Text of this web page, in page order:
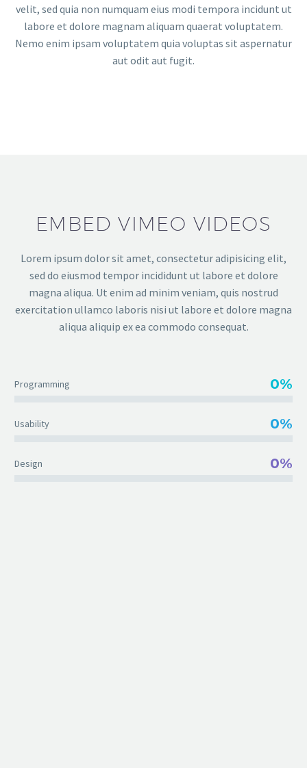
velit, sed quia non numquam eius modi tempora incidunt ut
labore et dolore magnam aliquam quaerat voluptatem.
Nemo enim ipsam voluptatem quia voluptas sit aspernatur
aut odit aut fugit.
EMBED VIMEO VIDEOS
Lorem ipsum dolor sit amet, consectetur adipisicing elit,
sed do eiusmod tempor incididunt ut labore et dolore
magna aliqua. Ut enim ad minim veniam, quis nostrud
exercitation ullamco laboris nisi ut labore et dolore magna
aliqua aliquip ex ea commodo consequat.
Programming 0%
Usability 0%
Design 0%